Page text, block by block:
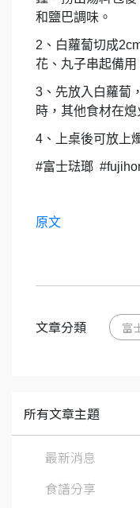
和鹽巴調味。
2 、白蘿蔔切成
花、丸子串起備用
3 、先放入白蘿蔔
時，其他食材在熄
4 、上桌後可放上
#富士琺瑯
原文
文章分類 富
所有文章主題
最新消息
食譜分享